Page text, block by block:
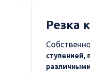
Резка
ступенией,